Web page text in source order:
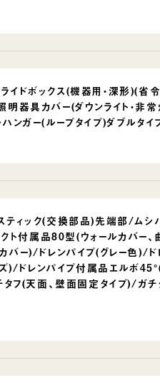
ドボックス(機器用・深形)(省
器具カバー(ダウンライト・
ンガー(ループタイプ)ダブルタイ
ィック(交換部品)先端部/ムシ
付属品80型(ウォールカバー、
カバー)/ドレンパイプ(グレー色)/
ズ)/ドレンパイプ付属品エルボ
フ(天面、壁面固定タイプ)/ガ